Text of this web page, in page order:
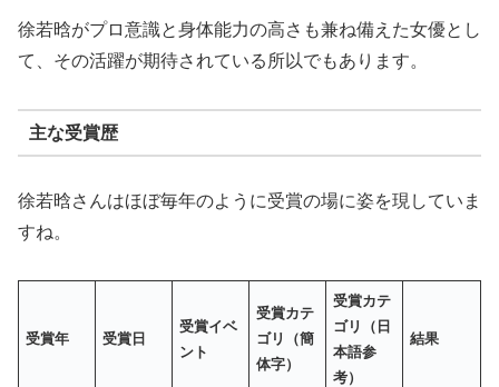
徐若晗がプロ意識と身体能力の高さも兼ね備えた女優とし
て、その活躍が期待されている所以でもあります。
主な受賞歴
徐若晗さんはほぼ毎年のように受賞の場に姿を現していま
すね。
受賞年 受賞日
受賞イベ
ント
受賞カテ
ゴリ（簡
体字）
受賞カテ
ゴリ（日
本語参
考）
結果